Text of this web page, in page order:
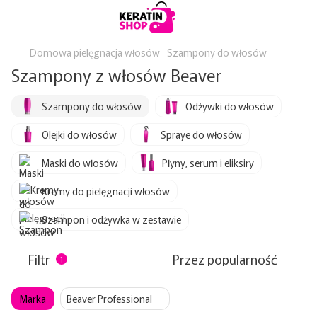
Domowa pielęgnacja włosów Szampony do włosów
Szampony z włosów Beaver
Szampony do włosów
Odżywki do włosów
Olejki do włosów
Spraye do włosów
Maski do włosów
Płyny, serum i eliksiry
Kremy do pielęgnacji włosów
Szampon i odżywka w zestawie
Filtr 1 Przez popularność
Marka Beaver Professional